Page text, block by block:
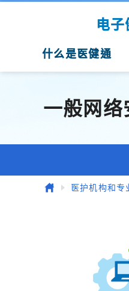
电
什么是医健通
一般网络
主页医护机构和专